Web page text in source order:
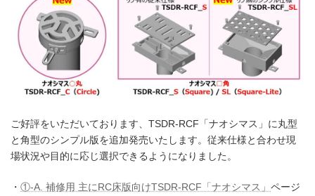
ご好評をいただいております、TSDR-RCF「ナオシマス」に丸型
と角型のシンプル版を追加発売いたします。従来仕様と合わせ現
場状況や目的に応じ選択できるようになりました。
・ ①-A. 補修用 主にRC床版向けTSDR-RCF「ナオシマス」 ページ